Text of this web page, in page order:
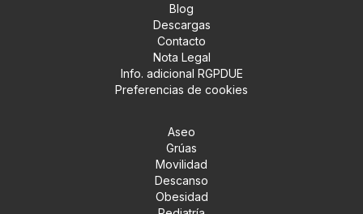
Blog
Descargas
Contacto
Nota Legal
Info. adicional RGPDUE
Preferencias de cookies
Aseo
Grúas
Movilidad
Descanso
Obesidad